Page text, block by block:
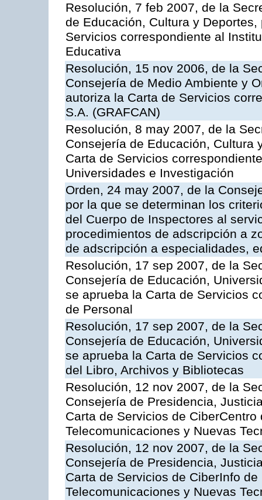
Resolución, 7 feb 2007, de la
de Educación, Cultura y
Servicios correspondiente al
Educativa
Resolución, 15 nov 2006, de la
Consejería de Medio Ambiente y
autoriza la Carta de Servicios
S.A. (GRAFCAN)
Resolución, 8 may 2007, de la
Consejería de Educación, Cultura
Carta de Servicios
Universidades e Investigación
Orden, 24 may 2007, de la
por la que se determinan los
del Cuerpo de Inspectores al
procedimientos de adscripción a
de adscripción a especialidades,
Resolución, 17 sep 2007, de la
Consejería de Educación,
se aprueba la Carta de Servicios
de Personal
Resolución, 17 sep 2007, de la
Consejería de Educación,
se aprueba la Carta de Servicios
del Libro, Archivos y Bibliotecas
Resolución, 12 nov 2007, de la
Consejería de Presidencia,
Carta de Servicios de
Telecomunicaciones y Nuevas
Resolución, 12 nov 2007, de la
Consejería de Presidencia,
Carta de Servicios de CiberInfo
Telecomunicaciones y Nuevas